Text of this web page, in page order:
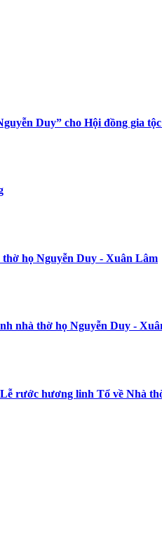
Duy” cho Hội đồng gia
họ Nguyễn Duy - Xuân Lâm
nhà thờ họ Nguyễn Duy -
rước hương linh Tổ về Nhà